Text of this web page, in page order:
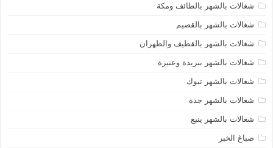
شغالات بالشهر بالطائف ومكة
شغالات بالشهر بالقصيم
شغالات بالشهر بالقطيف والظهران
شغالات بالشهر ببريدة وعنيزة
شغالات بالشهر تبوك
شغالات بالشهر جدة
شغالات بالشهر ينبع
صباغ الخبر